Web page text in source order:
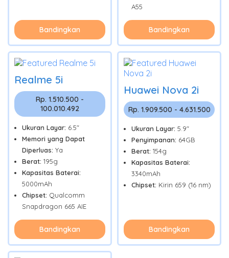
Bandingkan
A55
Bandingkan
Realme 5i
Rp. 1.510.500 -
100.010.492
Ukuran Layar: 6.5"
Memori yang Dapat
Diperluas: Ya
Berat: 195g
Kapasitas Baterai:
5000mAh
Chipset: Qualcomm
Snapdragon 665 AIE
Bandingkan
Huawei Nova 2i
Rp. 1.909.500 - 4.631.500
Ukuran Layar: 5.9"
Penyimpanan: 64GB
Berat: 154g
Kapasitas Baterai:
3340mAh
Chipset: Kirin 659 (16 nm)
Bandingkan